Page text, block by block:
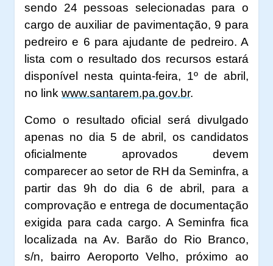
sendo 24 pessoas selecionadas para o
cargo de auxiliar de pavimentação, 9 para
pedreiro e 6 para ajudante de pedreiro. A
lista com o resultado dos recursos estará
disponível nesta quinta-feira, 1º de abril,
no link www.santarem.pa.gov.br.
Como o resultado oficial será divulgado
apenas no dia 5 de abril, os candidatos
oficialmente aprovados devem
comparecer ao setor de RH da Seminfra, a
partir das 9h do dia 6 de abril, para a
comprovação e entrega de documentação
exigida para cada cargo. A Seminfra fica
localizada na Av. Barão do Rio Branco,
s/n, bairro Aeroporto Velho, próximo ao